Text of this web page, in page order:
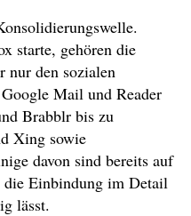
starte, gehören die
nur den sozialen
Mail und Reader
Brabblr bis zu
Xing sowie
davon sind bereits auf
die Einbindung im Detail
lässt.